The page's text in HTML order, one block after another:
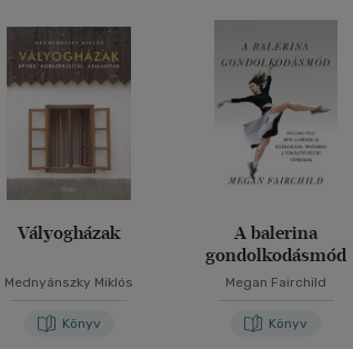
Vályogházak
Mednyánszky Miklós
Könyv
A balerina
gondolkodásmód
Megan Fairchild
Könyv